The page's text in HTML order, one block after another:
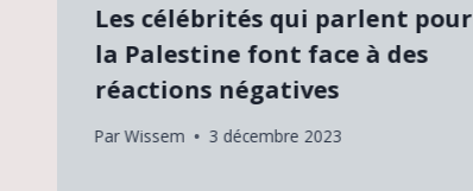
Les célébrités qui parlent pour
la Palestine font face à des
réactions négatives
ParWissem 3 décembre 2023